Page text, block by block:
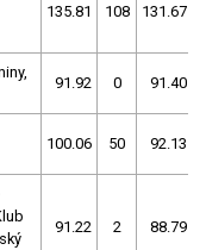
135.81 108 131.67
91.92 0 91.40
100.06 50 92.13
91.22 2 88.79